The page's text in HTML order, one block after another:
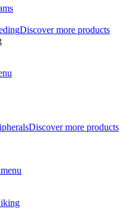
Discover more products
Discover more products